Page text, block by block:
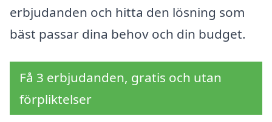
erbjudanden och hitta den lösning som
bäst passar dina behov och din budget.
Få 3 erbjudanden, gratis och utan
förpliktelser